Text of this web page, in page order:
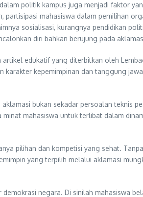
politik kampus juga menjadi faktor
partisipasi mahasiswa dalam pemilihan
sosialisasi, kurangnya pendidikan
diri bahkan berujung pada
edukatif yang diterbitkan oleh
karakter kepemimpinan dan tanggung
bukan sekadar persoalan teknis
mahasiswa untuk terlibat dalam
pilihan dan kompetisi yang sehat.
yang terpilih melalui aklamasi
negara. Di sinilah mahasiswa